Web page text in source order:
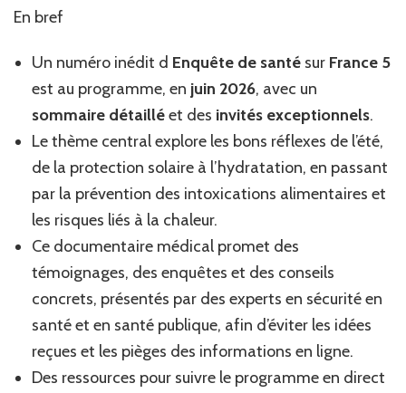
juin
2026
découvrez
le
sommaire
et
les
invités
exceptionnels
de
ce
inédit
ce
soir
En bref
Un numéro inédit d Enquête de santé sur France 5
est au programme, en juin 2026, avec un
sommaire détailléet des invités exceptionnels.
Le thème central explore les bons réflexes de l’été,
de la protection solaire à l’hydratation, en passant
par la prévention des intoxications alimentaires et
les risques liés à la chaleur.
Ce documentaire médical promet des
témoignages, des enquêtes et des conseils
concrets, présentés par des experts en sécurité en
santé et en santé publique, afin d’éviter les idées
reçues et les pièges des informations en ligne.
Des ressources pour suivre le programme en direct